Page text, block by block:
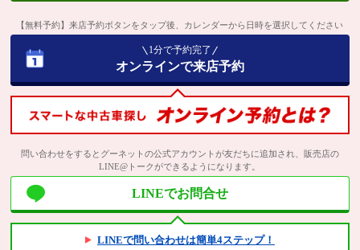
【無料予約】来店予約ボタンをタップ後、カレンダーから日時を選択してください
1分で予約完了
オンラインで来店予約
問い合わせをするとグーネットの公式アカウントが友だちに追加され、販売店の
LINE@トークができるようになります。
LINEでお問合せ
LINEで問い合わせは簡単4ステップ！